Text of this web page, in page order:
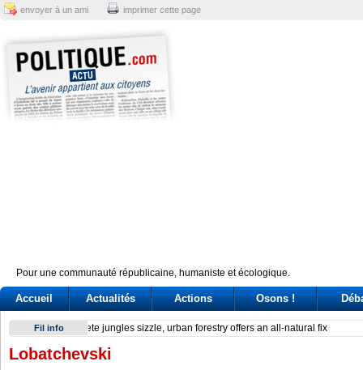
envoyer à un ami imprimer cette page
Pour une communauté républicaine, humaniste et écologique.
Accueil Actualités Actions Osons !
Fil info Reactor at Kansai Electric’s Oi plant stops after alarm
Lobatchevski